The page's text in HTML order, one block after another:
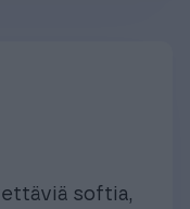
softia,